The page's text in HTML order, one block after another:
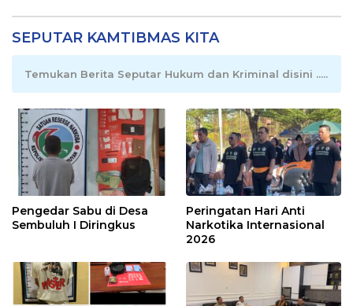
SEPUTAR KAMTIBMAS KITA
Temukan Berita Seputar Hukum dan Kriminal disini .....
Pengedar Sabu di Desa
Sembuluh I Diringkus
Peringatan Hari Anti
Narkotika Internasional
2026